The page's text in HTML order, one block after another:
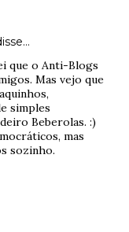
que o Anti-Blogs
Mas vejo que
simples
Beberolas. :)
mas
sozinho.